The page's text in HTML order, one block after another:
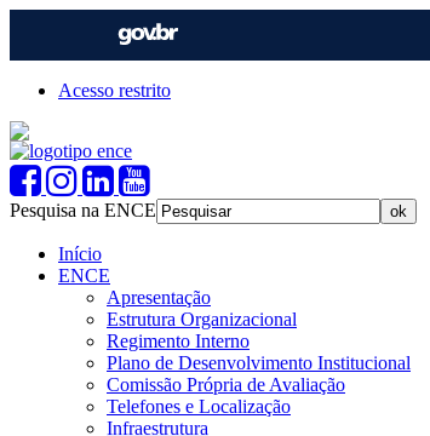
Acesso restrito
Pesquisa na ENCE
Início
ENCE
Apresentação
Estrutura Organizacional
Regimento Interno
Plano de Desenvolvimento Institucional
Comissão Própria de Avaliação
Telefones e Localização
Infraestrutura